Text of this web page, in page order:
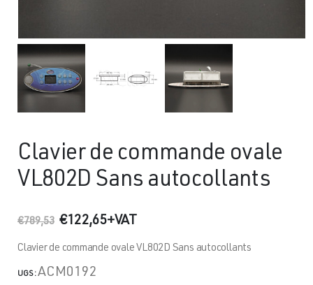
Clavier de commande ovale
VL802D Sans autocollants
€789,53 Le
initial
€789,53.
€122,65Le
actuel
+VAT
Clavier de commande ovale VL802D Sans autocollants
UGS :ACM0192